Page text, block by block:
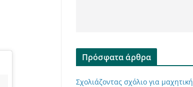
Πρόσφατα άρθρα
Σχολιάζοντας σχόλιο για μαχητική